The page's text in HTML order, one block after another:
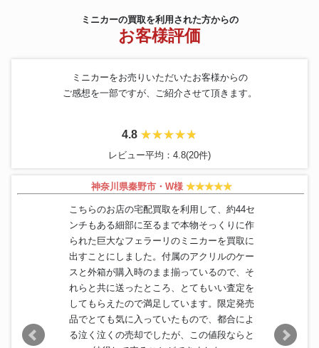
ミニカーの買取を利用された方からの
お客様評価
ミニカーをお売りいただいたお客様からの
ご感想を一部ですが、ご紹介させて頂きます。
4.8
レビュー平均：4.8(20件)
神奈川県秦野市・W様
こちらのお店の宅配買取を利用して、約44セ
ンチもある細部に至るまで本物そっくりに作
られた巨大なフェラーリのミニカーを買取に
出すことにしました。付属のアクリルのケー
スと外箱が購入時のまま揃っているので、そ
れらと共に送ったところ、とてもいい査定を
してもらえたので満足しています。限定発売
品でとても気に入っていたもので、都合によ
る泣く泣くの売却でしたが、この値段ならと